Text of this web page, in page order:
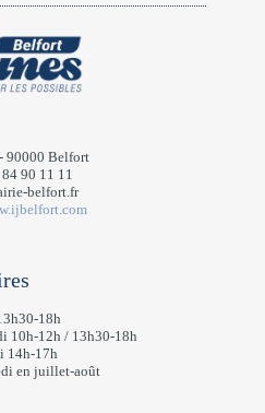
90000 Belfort
90 11 11
belfort.fr
18h
10h-12h / 13h30-18h
14h-17h
en juillet-août